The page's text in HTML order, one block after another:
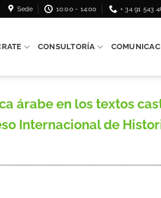
Sede 10:00 - 14:00 + 34 91 543
CONSULTORÍA
árabe en los textos
Internacional de